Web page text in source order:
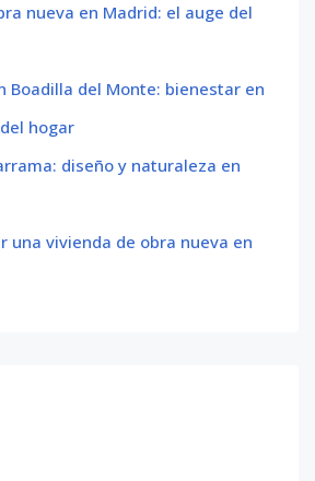
nueva en Madrid: el auge del
Boadilla del Monte: bienestar en
hogar
diseño y naturaleza en
una vivienda de obra nueva en